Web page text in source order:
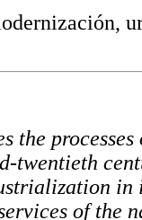
the
twentieth
in
of the